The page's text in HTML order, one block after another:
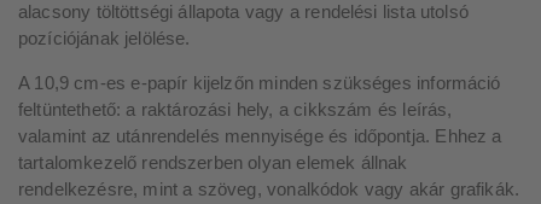
alacsony töltöttségi állapota vagy a rendelési lista utolsó
pozíciójának jelölése.
A 10,9 cm-es e-papír kijelzőn minden szükséges információ
feltüntethető: a raktározási hely, a cikkszám és leírás,
valamint az utánrendelés mennyisége és időpontja. Ehhez a
tartalomkezelő rendszerben olyan elemek állnak
rendelkezésre, mint a szöveg, vonalkódok vagy akár grafikák.